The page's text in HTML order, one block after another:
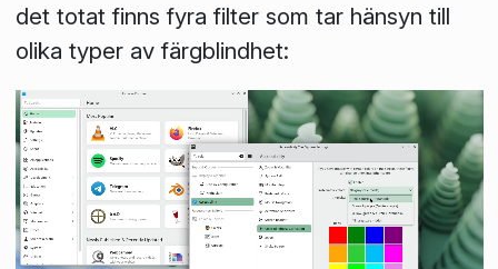
det totat finns fyra filter som tar hänsyn till
olika typer av färgblindhet: